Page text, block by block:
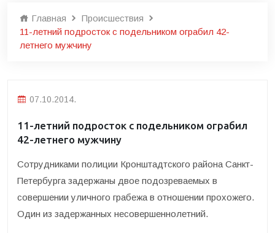
Главная
Происшествия
11-летний подросток с подельником ограбил 42-
летнего мужчину
07.10.2014.
11-летний подросток с подельником ограбил
42-летнего мужчину
Сотрудниками полиции Кронштадтского района Санкт-
Петербурга задержаны двое подозреваемых в
совершении уличного грабежа в отношении прохожего.
Один из задержанных несовершеннолетний.